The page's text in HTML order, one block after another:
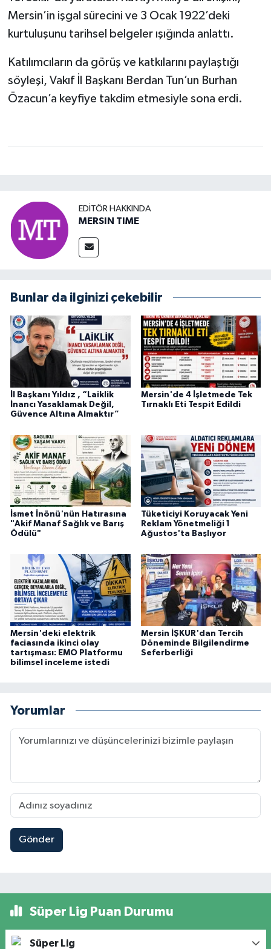
Mersin’in işgal sürecini ve 3 Ocak 1922’deki
kurtuluşunu tarihsel belgeler ışığında anlattı.
Katılımcıların da görüş ve katkılarını paylaştığı
söyleşi, Vakıf İl Başkanı Berdan Tun’un Burhan
Özacun’a keyfiye takdim etmesiyle sona erdi.
EDITÖR HAKKINDA
MERSIN TIME
Bunlar da ilginizi çekebilir
İl Başkanı Yıldız , “Laiklik
İnancı Yasaklamak Değil,
Güvence Altına Almaktır”
Mersin'de 4 İşletmede Tek
Tırnaklı Eti Tespit Edildi
İsmet İnönü'nün Hatırasına
"Akif Manaf Sağlık ve Barış
Ödülü"
Tüketiciyi Koruyacak Yeni
Reklam Yönetmeliği 1
Ağustos'ta Başlıyor
Mersin'deki elektrik
faciasında ikinci olay
tartışması: EMO Platformu
bilimsel inceleme istedi
Mersin İŞKUR'dan Tercih
Döneminde Bilgilendirme
Seferberliği
Yorumlar
Gönder
Süper Lig Puan Durumu
Süper Lig